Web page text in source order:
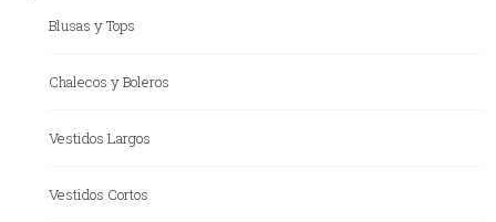
Blusas y Tops
Chalecos y Boleros
Vestidos Largos
Vestidos Cortos